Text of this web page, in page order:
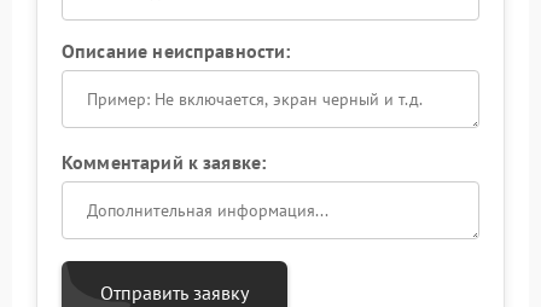
Описание неисправности:
Комментарий к заявке:
Отправить заявку